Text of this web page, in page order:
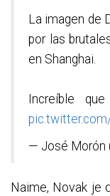
La imagen de
por las
en Shanghai.
Increíble
— José Morón
Naime, Novak je